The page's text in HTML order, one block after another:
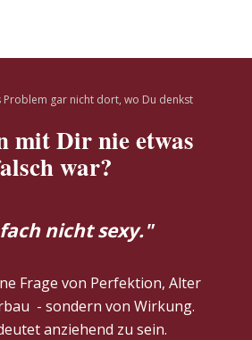
Problem gar nicht dort, wo Du denkst
mit Dir nie etwas
war?
nicht sexy."
Frage von Perfektion, Alter
- sondern von Wirkung.
anziehend zu sein.